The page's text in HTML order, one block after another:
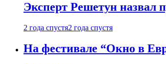
Эксперт Решетун назвал
2 года спустя2 года спустя
На фестивале “Окно в